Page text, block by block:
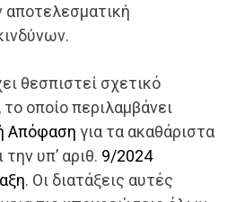
αποτελεσματική
θεσπιστεί σχετικό
οποίο περιλαμβάνει
Απόφαση για τα ακαθάριστα
υπ’ αριθ. 9/2024
. Οι διατάξεις αυτές